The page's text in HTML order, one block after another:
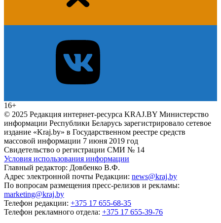
16+
© 2025 Редакция интернет-ресурса KRAJ.BY Министерство
информации Республики Беларусь зарегистрировало сетевое
издание «Kraj.by» в Государственном реестре средств
массовой информации 7 июня 2019 год
Свидетельство о регистрации СМИ № 14
Условия использования информации
Главный редактор: Довбенко В.Ф.
Адрес электронной почты Редакции: news@kraj.by
По вопросам размещения пресс-релизов и рекламы:
marketing@kraj.by
Телефон редакции: +375 17 655-68-35
Телефон рекламного отдела: +375 17 655-39-76